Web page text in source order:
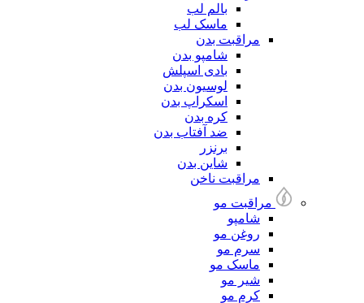
بالم لب
ماسک لب
مراقبت بدن
شامپو بدن
بادی اسپلش
لوسیون بدن
اسکراپ بدن
کره بدن
ضد آفتاب بدن
برنزر
شاین بدن
مراقبت ناخن
مراقبت مو
شامپو
روغن مو
سرم مو
ماسک مو
شیر مو
کرم مو